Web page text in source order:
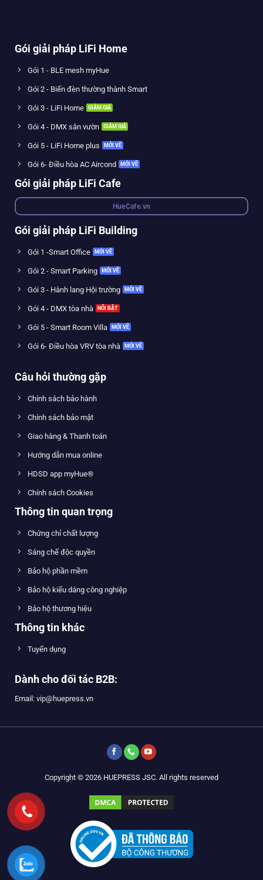
Gói giải pháp LiFi Home
Gói 1 - BLE mesh myHue
Gói 2 - Biến đèn thường thành Smart
Gói 3 - LiFi Home
Gói 4 - DMX sân vườn
Gói 5 - LiFi Home plus
Gói 6- Điều hòa AC Aircond
Gói giải pháp LiFi Cafe
HueCafe.vn
Gói giải pháp LiFi Building
Gói 1 -Smart Office
Gói 2 - Smart Parking
Gói 3 - Hành lang Hội trường
Gói 4 - DMX tòa nhà
Gói 5 - Smart Room Villa
Gói 6- Điều hòa VRV tòa nhà
Câu hỏi thường gặp
Chính sách bảo hành
Chính sách bảo mật
Giao hàng & Thanh toán
Hướng dẫn mua online
HDSD app myHue®
Chính sách Cookies
Thông tin quan trọng
Chứng chỉ chất lượng
Sáng chế độc quyền
Bảo hộ phần mềm
Bảo hộ kiểu dáng công nghiệp
Bảo hộ thương hiệu
Thông tin khác
Tuyển dụng
Dành cho đối tác B2B:
Email: vip@huepress.vn
Copyright © 2026 HUEPRESS JSC. All rights reserved